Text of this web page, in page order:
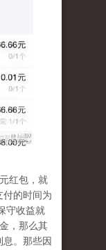
红包，就
付的时间为
守收益就
，那么其
。那些因